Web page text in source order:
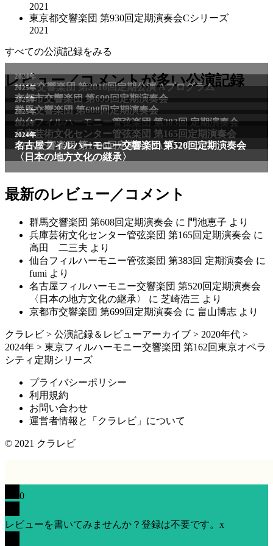
2021
東京都交響楽団 第930回定期演奏会Cシリーズ
2021
すべての公演記録をみる
レビュー／コメントが多い公演記録
2024年
NHK交響楽団 第2016回定期公演 Aプログラム
2025年
京都市交響楽団 第699回定期演奏会
2025年
群馬交響楽団 第608回定期演奏会
2025年
仙台フィルハーモニー管弦楽団 第383回 定期演奏会
2025年
兵庫芸術文化センター管弦楽団 第165回定期演奏会
2011年
NHK交響楽団 第1706回定期公演Aプログラム
2024年
名古屋フィルハーモニー交響楽団 第520回定期演奏会
〈日本の地方文化の継承〉
最新のレビュー／コメント
群馬交響楽団 第608回定期演奏会 に 門池恵子 より
兵庫芸術文化センター管弦楽団 第165回定期演奏会 に
高田 二三夫 より
仙台フィルハーモニー管弦楽団 第383回 定期演奏会 に
fumi より
名古屋フィルハーモニー交響楽団 第520回定期演奏会
〈日本の地方文化の継承〉
に 芝崎浩三 より
京都市交響楽団 第699回定期演奏会 に 畠山博志 より
クラレビ > 公演記録＆レビューアーカイブ > 2020年代 >
2024年 > 東京フィルハーモニー交響楽団 第162回東京オペラ
シティ定期シリーズ
プライバシーポリシー
利用規約
お問い合わせ
運営者情報と「クラレビ」について
© 2021 クラレビ
0
レビューを書いてみませんか？登録は不要です。 x